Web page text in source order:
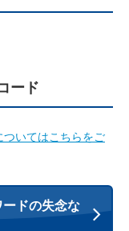
ード
いてはこちらをご
ドの失念な